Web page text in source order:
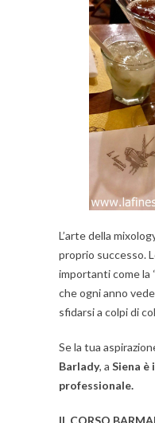
L’arte della
proprio successo.
importanti come la
che ogni anno
sfidarsi a colpi di
Se la tua
Barlady, a Siena è
professionale.
IL CORSO